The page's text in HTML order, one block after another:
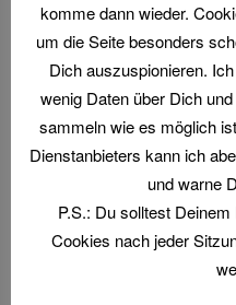
February 2023. Many
Geschrieben in:blog,
Ayesha Al Yassi ,
competition,Emirates,
George Digweed,
Phil Gray, Saif bin Futtais,
Hamad Al Sharqi,Sporting
United Arab Emirates
komme dann wieder.
um die Seite besonders
Dich auszuspionieren.
wenig Daten über Dich
sammeln wie es möglich
Dienstanbieters kann ich
und warne
P.S.: Du solltest
Cookies nach jeder